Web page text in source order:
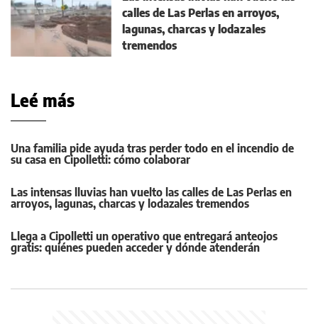
calles de Las Perlas en arroyos,
lagunas, charcas y lodazales
tremendos
Leé más
Una familia pide ayuda tras perder todo en el incendio de
su casa en Cipolletti: cómo colaborar
Las intensas lluvias han vuelto las calles de Las Perlas en
arroyos, lagunas, charcas y lodazales tremendos
Llega a Cipolletti un operativo que entregará anteojos
gratis: quiénes pueden acceder y dónde atenderán